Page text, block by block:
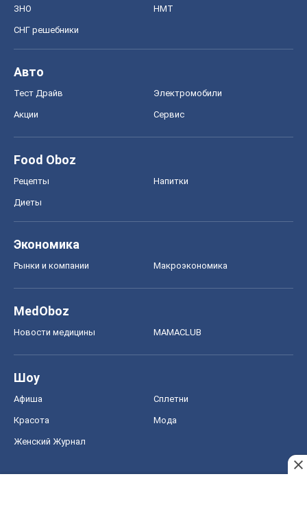
ЗНО НМТ
СНГ решебники
Авто
Тест Драйв Электромобили
Акции Сервис
Food Oboz
Рецепты Напитки
Диеты
Экономика
Рынки и компании Mакроэкономика
MedOboz
Новости медицины MAMACLUB
Шоу
Афиша Сплетни
Красота Мода
Женский Журнал